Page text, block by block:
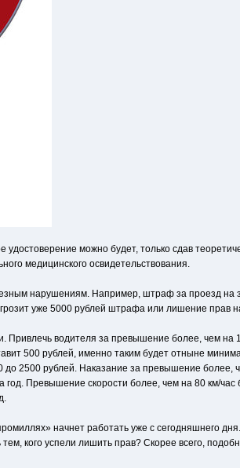
можно будет, только сдав
медицинского освидетельствования.
нарушениям. Например, штраф за проезд
уже 5000 рублей штрафа или лишение прав
водителя за превышение более, чем на
500 рублей, именно таким будет отныне
2500 рублей. Наказание за превышение более,
Превышение скорости более, чем на 80 км/
начнет работать уже с сегодняшнего
кого успели лишить прав? Скорее всего,